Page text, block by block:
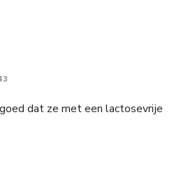
dat ze met een lactosevrije